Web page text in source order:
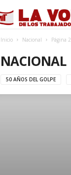
Inicio Nacional Página 2
NACIONAL
50 AÑOS DEL GOLPE